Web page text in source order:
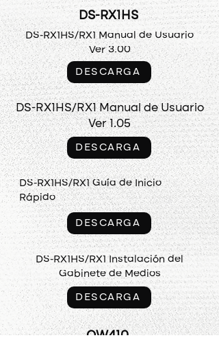
DS-RX1HS
DS-RX1HS/RX1 Manual de Usuario
Ver 3.00
DESCARGA
DS-RX1HS/RX1 Manual de Usuario
Ver 1.05
DESCARGA
DS-RX1HS/RX1 Guía de Inicio
Rápido
DESCARGA
DS-RX1HS/RX1 Instalación del
Gabinete de Medios
DESCARGA
QW410